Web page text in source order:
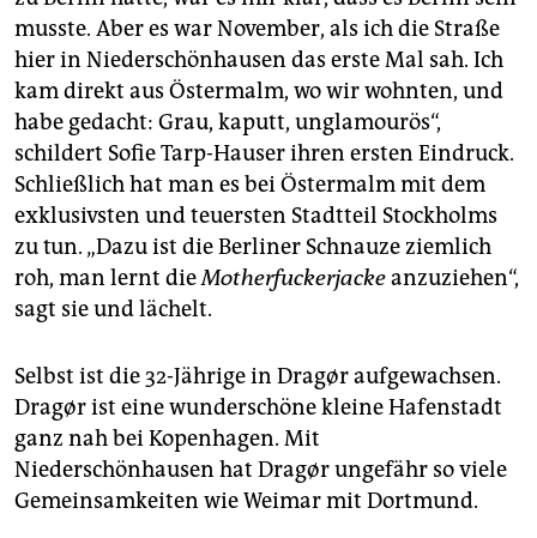
musste. Aber es war November, als ich die Straße
hier in Niederschönhausen das erste Mal sah. Ich
kam direkt aus Östermalm, wo wir wohnten, und
habe gedacht: Grau, kaputt, unglamourös“,
schildert Sofie Tarp-Hauser ihren ersten Eindruck.
Schließlich hat man es bei Östermalm mit dem
exklusivsten und teuersten Stadtteil Stockholms
zu tun. „Dazu ist die Berliner Schnauze ziemlich
roh, man lernt dieMotherfuckerjackeanzuziehen“,
sagt sie und lächelt.
Selbst ist die 32-Jährige in Dragør aufgewachsen.
Dragør ist eine wunderschöne kleine Hafenstadt
ganz nah bei Kopenhagen. Mit
Niederschönhausen hat Dragør ungefähr so viele
Gemeinsamkeiten wie Weimar mit Dortmund.